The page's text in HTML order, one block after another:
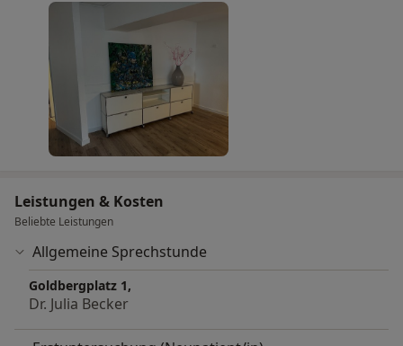
Leistungen & Kosten
Beliebte Leistungen
Allgemeine Sprechstunde
Goldbergplatz 1,
Dr. Julia Becker